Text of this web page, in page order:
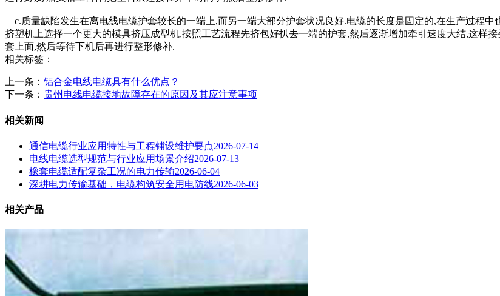
c.质量缺陷发生在离电线电缆护套较长的一端上,而另一端大部分护套状况良好.电缆的长度是固定的,在生产过程
挤塑机上选择一个更大的模具挤压成型机,按照工艺流程先挤包好扒去一端的护套,然后逐渐增加牵引速度大结,这样
套上面,然后等待下机后再进行整形修补.
相关标签：
上一条： 铝合金电线电缆具有什么优点？
下一条： 贵州电线电缆接地故障存在的原因及其应注意事项
相关新闻
通信电缆行业应用特性与工程铺设维护要点2026-07-14
电线电缆选型规范与行业应用场景介绍2026-07-13
橡套电缆适配复杂工况的电力传输2026-06-04
深耕电力传输基础，电缆构筑安全用电防线2026-06-03
相关产品